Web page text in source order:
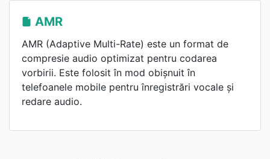
AMR
AMR (Adaptive Multi-Rate) este un format de
compresie audio optimizat pentru codarea
vorbirii. Este folosit în mod obișnuit în
telefoanele mobile pentru înregistrări vocale și
redare audio.